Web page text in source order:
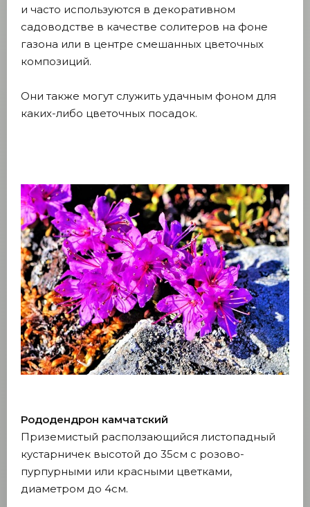
и часто используются в декоративном
садоводстве в качестве солитеров на фоне
газона или в центре смешанных цветочных
композиций.
Они также могут служить удачным фоном для
каких-либо цветочных посадок.
Рододендрон камчатский
Приземистый расползающийся листопадный
кустарничек высотой до 35см с розово-
пурпурными или красными цветками,
диаметром до 4см.